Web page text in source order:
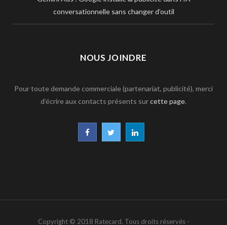
conversationnelle sans changer d’outil
NOUS JOINDRE
Pour toute demande commerciale (partenariat, publicité), merci
d’écrire aux contacts présents surcette page.
F L
Copyright © 2018 Ratecard. Tous droits réservés -